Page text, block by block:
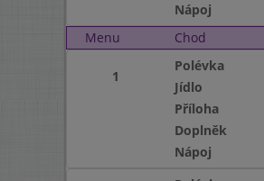
Nápoj
Menu
Chod
1
Polévka
Jídlo
Příloha
Doplněk
Nápoj